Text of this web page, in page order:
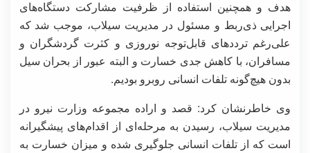
هدف و همچنین استفاده از ظرفیت مشارکت دستگاه‌های
اجرایی ذی‌ربط و مسئول در مدیریت سیلاب، موجب شد که
علی‌رغم ترددهای قابل‌توجه نوروزی و کثرت گردشگران و
مسافران، با کاهش جدی خسارت و البته عبور از بحران سیل
بدون هیچ‌گونه تلفات انسانی روبرو بودیم.
وی خاطرنشان کرد: قصد و اراده مجموعه وزارت نیرو در
مدیریت سیلاب، رسیدن به مرحله‌ای از اقدام‌های پیشگیرانه
است که از تلفات انسانی جلوگیری شده و میزان خسارت به